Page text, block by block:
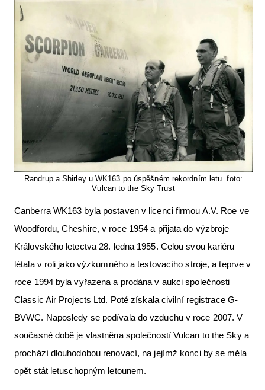
Randrup a Shirley u WK163 po úspěšném rekordním letu. foto:
Vulcan to the Sky Trust
Canberra WK163 byla postaven v licenci firmou A.V. Roe ve
Woodfordu, Cheshire, v roce 1954 a přijata do výzbroje
Královského letectva 28. ledna 1955. Celou svou kariéru
létala v roli jako výzkumného a testovacího stroje, a teprve v
roce 1994 byla vyřazena a prodána v aukci společnosti
Classic Air Projects Ltd. Poté získala civilní registrace G-
BVWC. Naposledy se podívala do vzduchu v roce 2007. V
současné době je vlastněna společností Vulcan to the Sky a
prochází dlouhodobou renovací, na jejímž konci by se měla
opět stát letuschopným letounem.